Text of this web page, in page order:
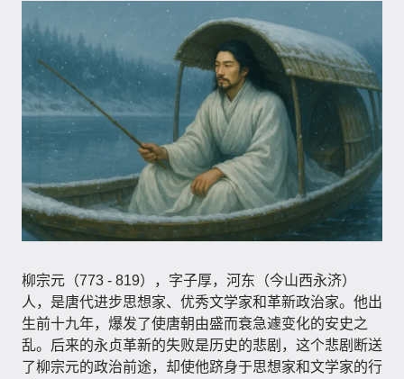
柳宗元（773 - 819），字子厚，河东（今山西永济）
人，是唐代进步思想家、优秀文学家和革新政治家。他出
生前十九年，爆发了使唐朝由盛而衰急遽变化的安史之
乱。后来的永贞革新的失败是历史的悲剧，这个悲剧断送
了柳宗元的政治前途，却使他跻身于思想家和文学家的行